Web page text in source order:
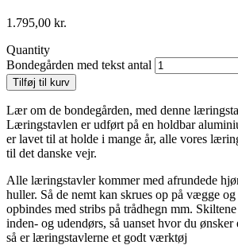
1.795,00 kr.
Quantity
Bondegården med tekst antal
Tilføj til kurv
Lær om de bondegården, med denne
Læringstavlen er udført på en holdbar
er lavet til at holde i mange år, alle vores
til det danske vejr.
Alle læringstavler kommer med afrundede
huller. Så de nemt kan skrues op på vægge
opbindes med stribs på trådhegn mm.
inden- og udendørs, så uanset hvor du
så er læringstavlerne et godt værktøj